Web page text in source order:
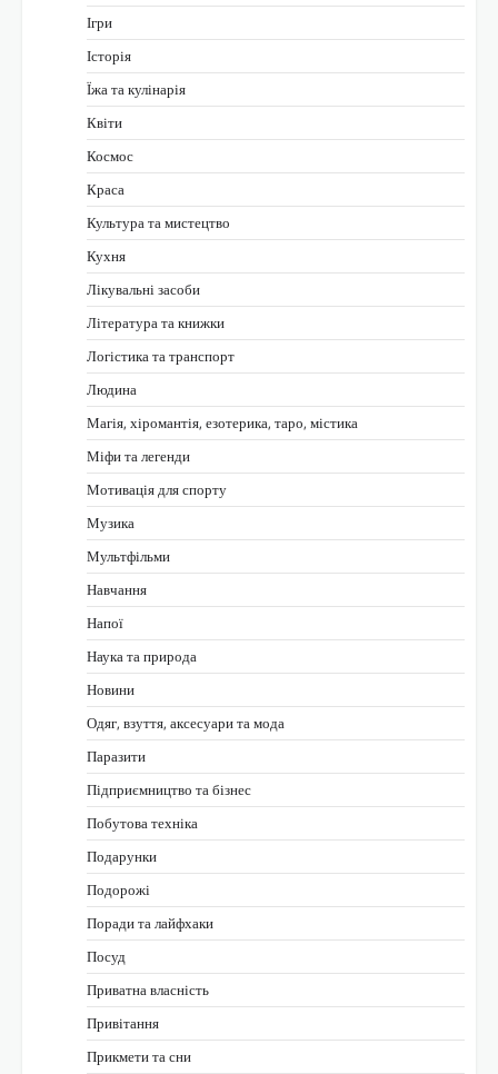
Ігри
Історія
Їжа та кулінарія
Квіти
Космос
Краса
Культура та мистецтво
Кухня
Лікувальні засоби
Література та книжки
Логістика та транспорт
Людина
Магія, хіромантія, езотерика, таро, містика
Міфи та легенди
Мотивація для спорту
Музика
Мультфільми
Навчання
Напої
Наука та природа
Новини
Одяг, взуття, аксесуари та мода
Паразити
Підприємництво та бізнес
Побутова техніка
Подарунки
Подорожі
Поради та лайфхаки
Посуд
Приватна власність
Привітання
Прикмети та сни